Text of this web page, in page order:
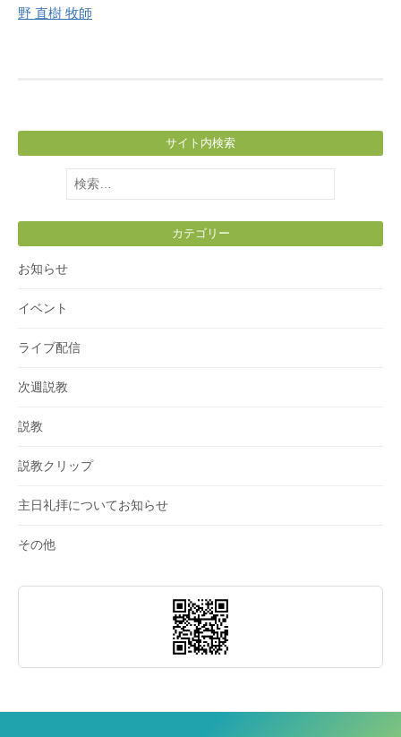
野 直樹 牧師
サイト内検索
検
索:
カテゴリー
お知らせ
イベント
ライブ配信
次週説教
説教
説教クリップ
主日礼拝についてお知らせ
その他